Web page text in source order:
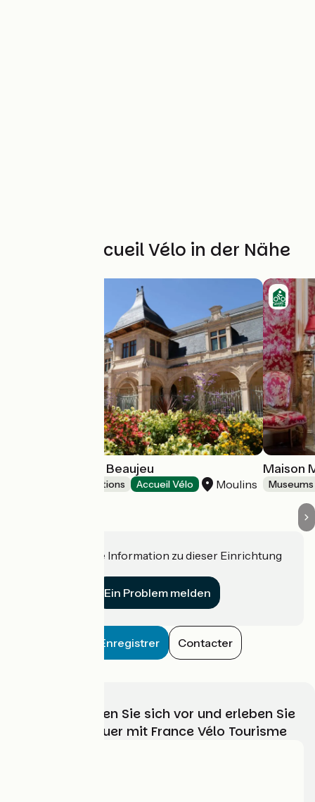
Weitere Accueil Vélo in der Nähe
Musée Anne de Beaujeu
Museums & attractions Accueil Vélo Moulins
Maison
Haben Sie eine Information zu dieser Einrichtung
Ein Problem melden
Enregistrer Contacter
Wählen, bereiten Sie sich vor und erleben Sie
Ihr Radabenteuer mit France Vélo Tourisme